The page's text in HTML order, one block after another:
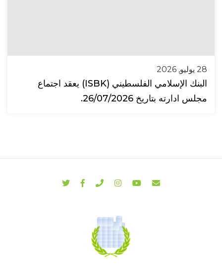
28 يوليو, 2026
البنك الإسلامي الفلسطيني (ISBK) يعقد اجتماع
مجلس ادارته بتاريخ 26/07/2026.